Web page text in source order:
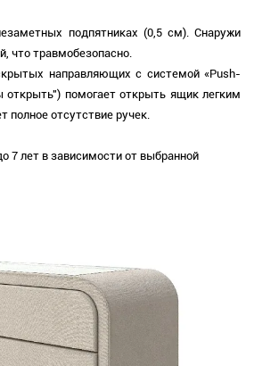
подпятниках (0,5 см). Снаружи
что травмобезопасно.
направляющих с системой «Push-
помогает открыть ящик легким
полное отсутствие ручек.
7 лет в зависимости от выбранной